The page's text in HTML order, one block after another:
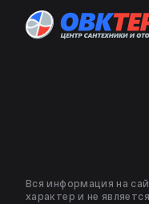
Вся информация на
характер и не